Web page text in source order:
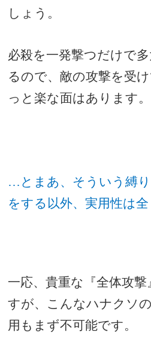
しょう。
必殺を一発撃つだけで
るので、敵の攻撃を受
っと楽な面はあります。
…とまあ、そういう縛
をする以外、実用性は全
一応、貴重な『全体攻
すが、こんなハナクソ
用もまず不可能です。